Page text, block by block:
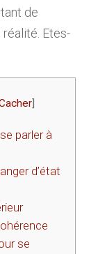
de
Etes-
]
parler à
d’état
se